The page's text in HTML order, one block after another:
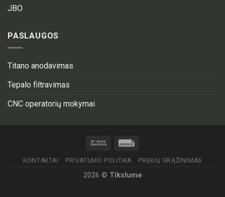
JBO
PASLAUGOS
Titano anodavimas
Tepalo filtravimas
CNC operatorių mokymai
KONTAKTAI PRIVATUMO POLITIKA PREKIŲ GRĄŽINIMAS
2026 © Tikslume